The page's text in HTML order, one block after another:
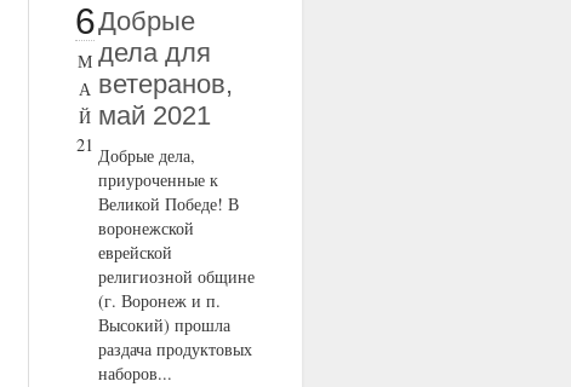
6
М
А
Й
21
Добрые
дела для
ветеранов,
май 2021
Добрые дела,
приуроченные к
Великой Победе! В
воронежской
еврейской
религиозной общине
(г. Воронеж и п.
Высокий) прошла
раздача продуктовых
наборов...